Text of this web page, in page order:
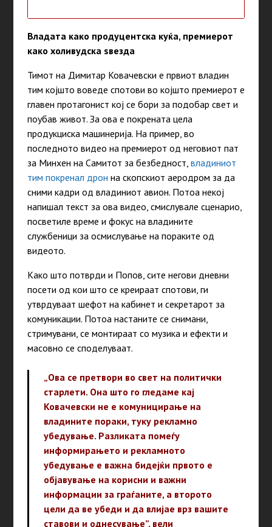
Владата како продуцентска куќа, премиерот
како холивудска ѕвезда
Тимот на Димитар Ковачевски е првиот владин
тим којшто воведе спотови во којшто премиерот е
главен протагонист кој се бори за подобар свет и
поубав живот. За ова е покрената цела
продукциска машинерија. На пример, во
последното видео на премиерот од неговиот пат
за Минхен на Самитот за безбедност, владиниот
тим покренал дрон на скопскиот аеродром за да
сними кадри од владиниот авион. Потоа некој
напишал текст за ова видео, смислувале сценарио,
посветиле време и фокус на владините
службеници за осмислување на пораките од
видеото.
Како што потврди и Попов, сите негови дневни
посети од кои што се креираат спотови, ги
утврдуваат шефот на кабинет и секретарот за
комуникации. Потоа настаните се снимани,
стримувани, се монтираат со музика и ефекти и
масовно се споделуваат.
„Ова се претвори во свет на политички
старлети. Она што го гледаме кај
Ковачевски не е комуницирање на
владините пораки, туку рекламно
убедување. Разликата помеѓу
информирањето и рекламното
убедување е важна бидејќи првото е
објавување на корисни и важни
информации за граѓаните, а второто
цели да ве убеди и да влијае врз вашите
ставови и однесување”, вели